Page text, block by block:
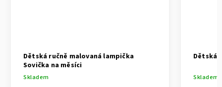
Dětská ručně malovaná lampička
Sovička na měsíci
Skladem
Dětská
Skladem